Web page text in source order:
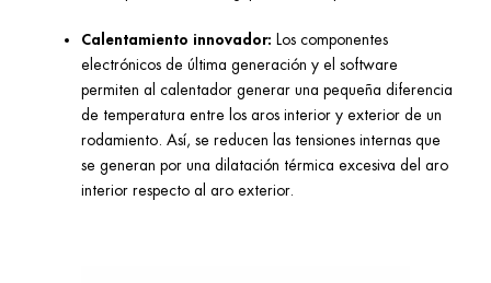
Calentamiento innovador:
Los componentes
electrónicos de última generación y el software
permiten al calentador generar una pequeña diferencia
de temperatura entre los aros interior y exterior de un
rodamiento. Así, se reducen las tensiones internas que
se generan por una dilatación térmica excesiva del aro
interior respecto al aro exterior.